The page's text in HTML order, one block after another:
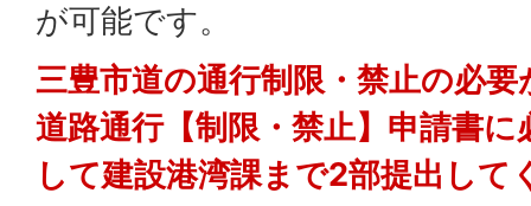
が可能です。
三豊市道の通行制限・禁止の必
道路通行【制限・禁止】申請書
して建設港湾課まで2部提出して